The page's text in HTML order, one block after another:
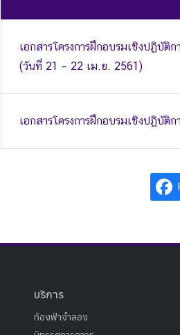
เอกสารโครงการฝึกอบรมเชิงปฏิบัติ
(วันที่ 21 – 22 เม.ย. 2561)
เอกสารโครงการฝึกอบรมเชิงปฏิบัติ
บริการ
ท้องฟ้าจำลอง